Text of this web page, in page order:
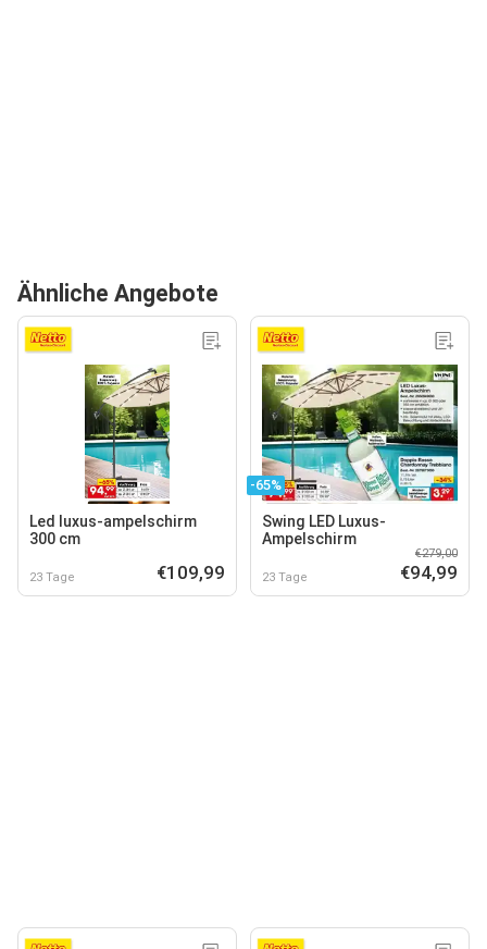
Ähnliche Angebote
Led luxus-ampelschirm
300 cm
23 Tage €109,99
-65%
Swing LED Luxus-
Ampelschirm
23 Tage
€279,00
€94,99